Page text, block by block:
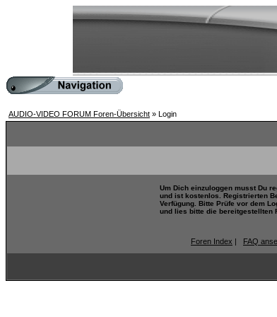
AUDIO-VIDEO FORUM Foren-Übersicht » Login
Um Dich einzuloggen musst Du
und ist kostenlos. Registrierten
Verfügung. Bitte Prüfe vor dem
und lies bitte die bereitgestellten
Foren Index | FAQ